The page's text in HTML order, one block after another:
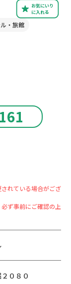
お気にいり
に入れる
・旅館
れている場合がござ
ず事前にご確認の上
０８０